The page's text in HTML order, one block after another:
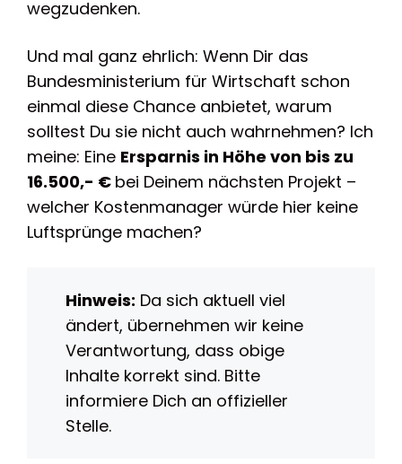
wegzudenken.
Und mal ganz ehrlich: Wenn Dir das
Bundesministerium für Wirtschaft schon
einmal diese Chance anbietet, warum
solltest Du sie nicht auch wahrnehmen? Ich
meine: Eine Ersparnis in Höhe von bis zu
16.500,- € bei Deinem nächsten Projekt –
welcher Kostenmanager würde hier keine
Luftsprünge machen?
Hinweis: Da sich aktuell viel
ändert, übernehmen wir keine
Verantwortung, dass obige
Inhalte korrekt sind. Bitte
informiere Dich an offizieller
Stelle.